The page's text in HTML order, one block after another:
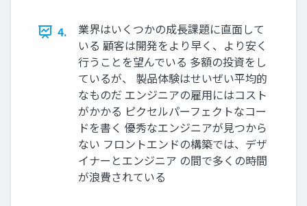
4.
業界はいくつかの成⻑課題に直⾯して
いる 顧客は開発をより早く、より安く
⾏うことを望んでいる 多額の投資をし
ているが、 製品体験はせいぜい平均的
なものだ エンジニアの雇⽤にはコスト
がかかる ピクセルパーフェクトなコー
ドを書く 優秀なエンジニアが⾒つから
ない フロントエンドの構築では、デザ
イナーとエンジニア の間で多くの時間
が浪費されている